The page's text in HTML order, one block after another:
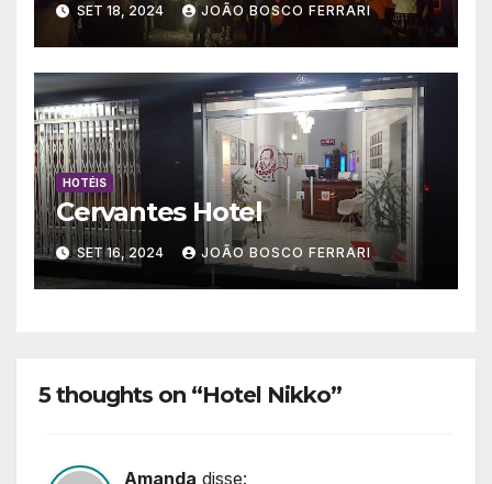
SET 18, 2024 JOÃO BOSCO FERRARI
HOTÉIS
Cervantes Hotel
SET 16, 2024 JOÃO BOSCO FERRARI
5 thoughts on “Hotel Nikko”
Amanda disse: